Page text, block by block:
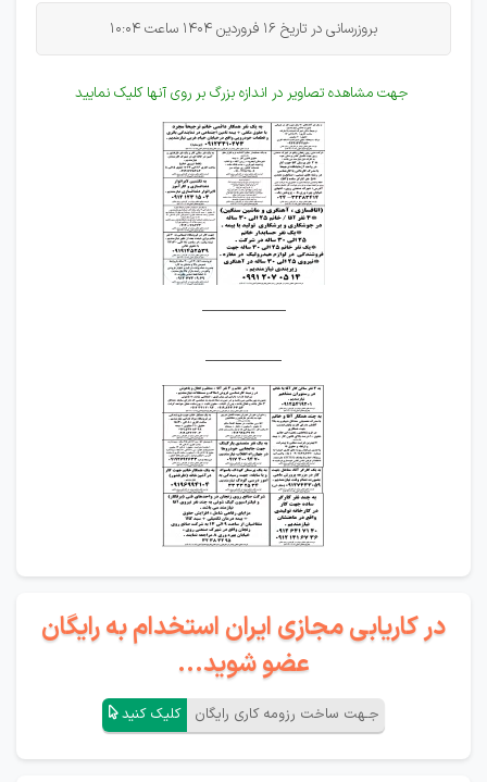
بروزرسانی در تاریخ 16 فروردین 1404 ساعت 10:04
جهت مشاهده تصاویر در اندازه بزرگ بر روی آنها کلیک نمایید
___________
__________
در کاریابی مجازی ایران استخدام به رایگان
عضو شوید...
جـهت ساخت رزومه کاری رایگان کلیک کنید